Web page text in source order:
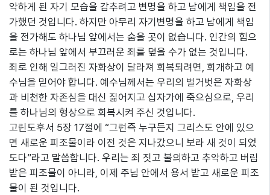
악하게 된 자기 모습을 감추려고 변명을 하고 남에게 책임을 전
가했던 것입니다. 하지만 아무리 자기변명을 하고 남에게 책임
을 전가해도 하나님 앞에서는 숨을 곳이 없습니다. 인간의 힘으
로는 하나님 앞에서 부끄러운 죄를 덮을 수가 없는 것입니다.
죄로 인해 일그러진 자화상이 달라져 회복되려면, 회개하고 예
수님을 믿어야 합니다. 예수님께서는 우리의 벌거벗은 자화상
과 비천한 자존심을 대신 짊어지고 십자가에 죽으심으로, 우리
를 하나님의 형상으로 회복시켜 주신 것입니다.
고린도후서 5장 17절에 “그런즉 누구든지 그리스도 안에 있으
면 새로운 피조물이라 이전 것은 지나갔으니 보라 새 것이 되었
도다”라고 말씀합니다. 우리는 죄 짓고 불의하고 추악하고 버림
받은 피조물이 아니라, 이제 주님 안에서 용서 받고 새로운 피조
물이 된 것입니다.